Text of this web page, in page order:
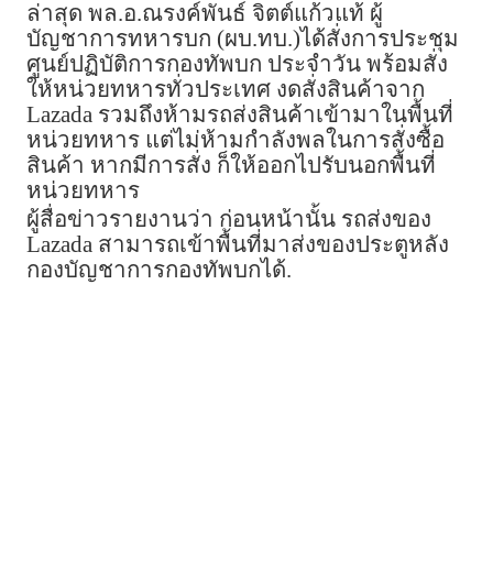
ล่าสุด พล.อ.ณรงค์พันธ์ จิตต์แก้วแท้ ผู้
บัญชาการทหารบก (ผบ.ทบ.)ได้สั่งการประชุม
ศูนย์ปฏิบัติการกองทัพบก ประจำวัน พร้อมสั่ง
ให้หน่วยทหารทั่วประเทศ งดสั่งสินค้าจาก
Lazada รวมถึงห้ามรถส่งสินค้าเข้ามาในพื้นที่
หน่วยทหาร แต่ไม่ห้ามกำลังพลในการสั่งซื้อ
สินค้า หากมีการสั่ง ก็ให้ออกไปรับนอกพื้นที่
หน่วยทหาร
ผู้สื่อข่าวรายงานว่า ก่อนหน้านั้น รถส่งของ
Lazada สามารถเข้าพื้นที่มาส่งของประตูหลัง
กองบัญชาการกองทัพบกได้.